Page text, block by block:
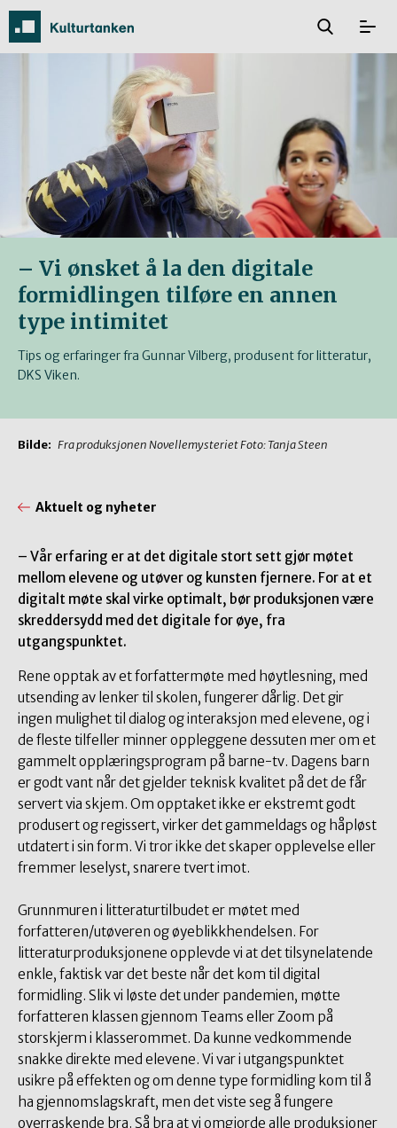
– Vi ønsket å la den digitale
formidlingen tilføre en annen
type intimitet
Tips og erfaringer fra Gunnar Vilberg, produsent for litteratur,
DKS Viken.
Bilde: Fra produksjonen Novellemysteriet Foto: Tanja Steen
Aktuelt og nyheter
– Vår erfaring er at det digitale stort sett gjør møtet
mellom elevene og utøver og kunsten fjernere. For at et
digitalt møte skal virke optimalt, bør produksjonen være
skreddersydd med det digitale for øye, fra
utgangspunktet.
Rene opptak av et forfattermøte med høytlesning, med
utsending av lenker til skolen, fungerer dårlig. Det gir
ingen mulighet til dialog og interaksjon med elevene, og i
de fleste tilfeller minner oppleggene dessuten mer om et
gammelt opplæringsprogram på barne-tv. Dagens barn
er godt vant når det gjelder teknisk kvalitet på det de får
servert via skjem. Om opptaket ikke er ekstremt godt
produsert og regissert, virker det gammeldags og håpløst
utdatert i sin form. Vi tror ikke det skaper opplevelse eller
fremmer leselyst, snarere tvert imot.
Grunnmuren i litteraturtilbudet er møtet med
forfatteren/utøveren og øyeblikkhendelsen. For
litteraturproduksjonene opplevde vi at det tilsynelatende
enkle, faktisk var det beste når det kom til digital
formidling. Slik vi løste det under pandemien, møtte
forfatteren klassen gjennom Teams eller Zoom på
storskjerm i klasserommet. Da kunne vedkommende
snakke direkte med elevene. Vi var i utgangspunktet
usikre på effekten og om denne type formidling kom til å
ha gjennomslagskraft, men det viste seg å fungere
overraskende bra. Så bra at vi omgjorde alle produksjoner